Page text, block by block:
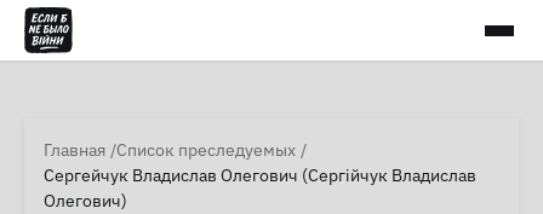
Главная Список преследуемых
Сергейчук Владислав Олегович (Сергійчук Владислав
Олегович)